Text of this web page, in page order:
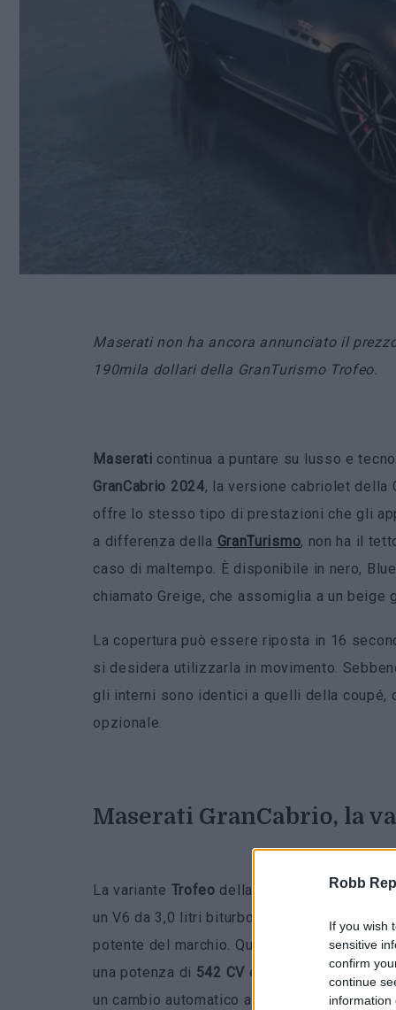
Robb
If you wish
sensitive
confirm
continue
information
Maserati non ha ancora annunciato il
190mila dollari della GranTurismo Trofeo.
Maserati continua a puntare su lusso e
GranCabrio 2024, la versione cabriolet della
offre lo stesso tipo di prestazioni che gli
a differenza della GranTurismo, non ha il
caso di maltempo. È disponibile in nero,
chiamato Greige, che assomiglia a un beige
La copertura può essere riposta in 16
si desidera utilizzarla in movimento.
gli interni sono identici a quelli della coupé,
opzionale.
Maserati GranCabrio, la
La variante Trofeo della GranCabriosarà la
un V6 da 3,0 litri biturbo. Si tratta dello
potente del marchio. Qui è stato modificato,
una potenza di 542 CVe una coppia di 480
un cambio automatico a otto rapporti.